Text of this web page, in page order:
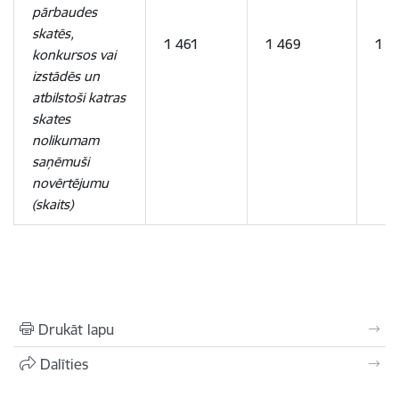
pārbaudes
skatēs,
konkursos vai
izstādēs un
atbilstoši katras
skates
nolikumam
saņēmuši
novērtējumu
(skaits)
1 461 1 469 1
Drukāt lapu
Dalīties